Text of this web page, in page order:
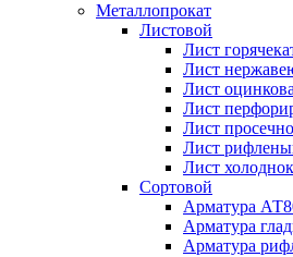
Металлопрокат
Листовой
Лист
Лист
Лист
Лист
Лист
Лист
Лист
Сортовой
Арматура
Арматура
Арматура